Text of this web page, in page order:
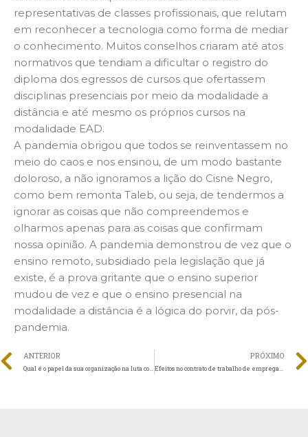
representativas de classes profissionais, que relutam
em reconhecer a tecnologia como forma de mediar
o conhecimento. Muitos conselhos criaram até atos
normativos que tendiam a dificultar o registro do
diploma dos egressos de cursos que ofertassem
disciplinas presenciais por meio da modalidade a
distância e até mesmo os próprios cursos na
modalidade EAD.
A pandemia obrigou que todos se reinventassem no
meio do caos e nos ensinou, de um modo bastante
doloroso, a não ignoramos a lição do Cisne Negro,
como bem remonta Taleb, ou seja, de tendermos a
ignorar as coisas que não compreendemos e
olharmos apenas para as coisas que confirmam
nossa opinião. A pandemia demonstrou de vez que o
ensino remoto, subsidiado pela legislação que já
existe, é a prova gritante que o ensino superior
mudou de vez e que o ensino presencial na
modalidade a distância é a lógica do porvir, da pós-
pandemia.
ANTERIOR PRÓXIMO